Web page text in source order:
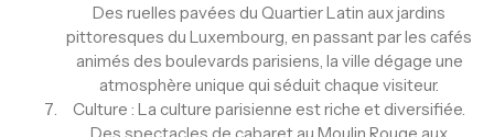
Des ruelles pavées du Quartier Latin aux jardins
pittoresques du Luxembourg, en passant par les cafés
animés des boulevards parisiens, la ville dégage une
atmosphère unique qui séduit chaque visiteur.
Culture : La culture parisienne est riche et diversifiée.
Des spectacles de cabaret au Moulin Rouge aux